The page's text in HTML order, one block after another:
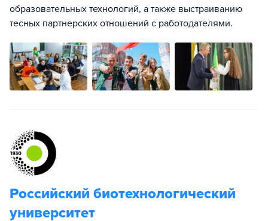
образовательных технологий, а также выстраиванию
тесных партнерских отношений с работодателями.
Российский биотехнологический
университет